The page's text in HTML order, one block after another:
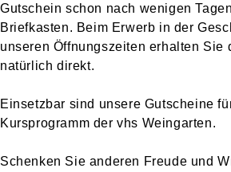
Gutschein schon nach wenigen
Briefkasten. Beim Erwerb in der
unseren Öffnungszeiten erhalten Sie
natürlich direkt.
Einsetzbar sind unsere Gutscheine
Kursprogramm der vhs Weingarten.
Schenken Sie anderen Freude und